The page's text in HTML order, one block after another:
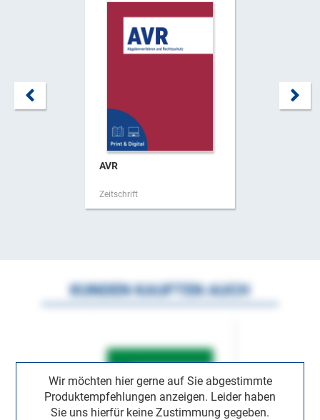
AVR
Zeitschrift
Wir möchten hier gerne auf Sie abgestimmte
Produktempfehlungen anzeigen. Leider haben
Sie uns hierfür keine Zustimmung gegeben.
KUNDEN KAUFTEN AUCH